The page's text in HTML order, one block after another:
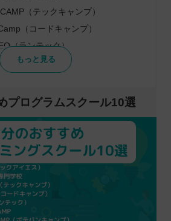
（テックキャンプ）
（コードキャンプ）
（ランテック）
CAMP
（テックブースト）
ENGINEER（侍エンジニア）
ールを選ぶポイント
った学習ができるか
い言語は学べるか
はオンラインと通学のどちらか
サポートは行っているか
もっと見る
プログラムスクール10選